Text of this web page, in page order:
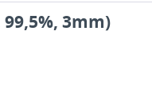
3mm)